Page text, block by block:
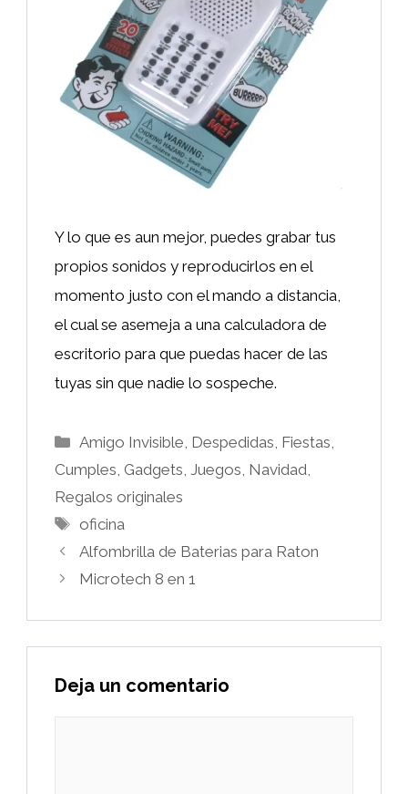
Y lo que es aun mejor, puedes grabar tus
propios sonidos y reproducirlos en el
momento justo con el mando a distancia,
el cual se asemeja a una calculadora de
escritorio para que puedas hacer de las
tuyas sin que nadie lo sospeche.
Categorías
Amigo Invisible, Despedidas, Fiestas,
Cumples, Gadgets, Juegos, Navidad,
Regalos originales
Etiquetas
oficina
Alfombrilla de Baterias para Raton
Microtech 8 en 1
Deja un comentario